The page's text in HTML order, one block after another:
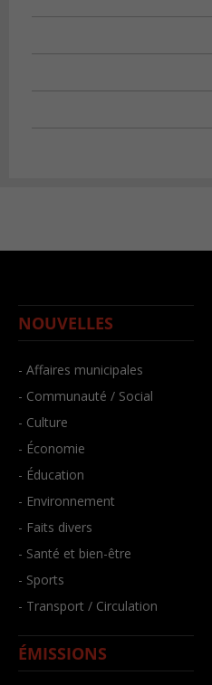
NOUVELLES
- Affaires municipales
- Communauté / Social
- Culture
- Économie
- Éducation
- Environnement
- Faits divers
- Santé et bien-être
- Sports
- Transport / Circulation
ÉMISSIONS